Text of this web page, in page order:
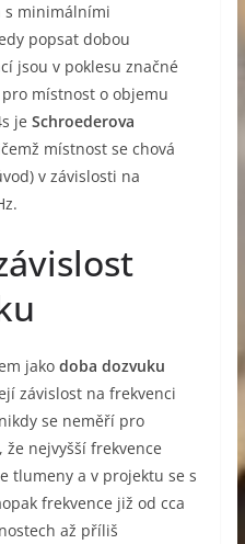
s minimálními
popsat dobou
jsou v poklesu značné
místnost o objemu
je Schroederova
místnost se chová
v závislosti na
jako doba dozvuku
závislost na frekvenci
se neměří pro
že nejvyšší frekvence
tlumeny a v projektu se s
frekvence již od cca
až příliš